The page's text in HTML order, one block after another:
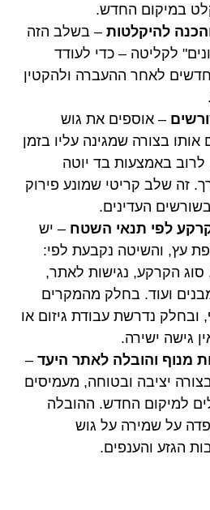
במיקום החדש.
להיקלטות – בשלב הזה
לקליטה – כדי לעודד
לאחר ההעברה ולהקטין
– אוספים את גוש
אותו בצורה שמגינה עליו בזמן
באמצעות בד יוטה
זה שלב קריטי שמונע פירוק
העדינים.
לפי תנאי השטח – יש
עץ, והשיטה נקבעת לפי:
סוג הקרקע, נגישות לאתר,
ועוד. בחלק מהמקרים
נדרשת עבודת גיזום או
גישה ישירה.
מנוף והובלה לאתר היעד –
יציבה ובטוחה, מעמיסים
למיקום החדש. ההובלה
על שמירה על גוש
הגזע והענפים.